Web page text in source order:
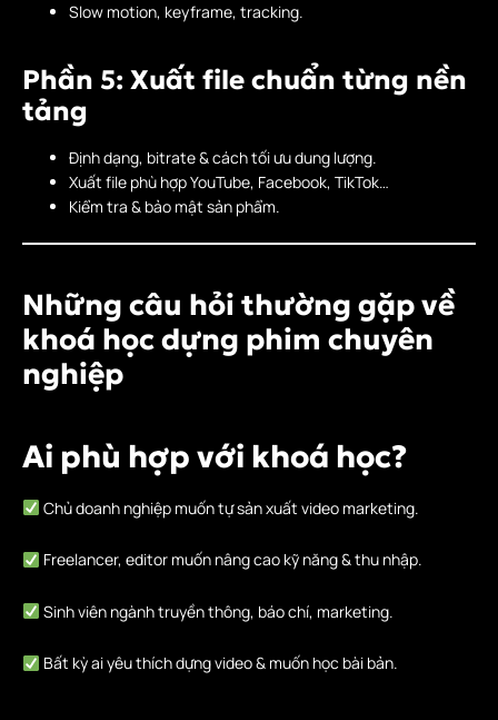
Slow motion, keyframe, tracking.
Phần 5: Xuất file chuẩn từng nền
tảng
Định dạng, bitrate & cách tối ưu dung lượng.
Xuất file phù hợp YouTube, Facebook, TikTok…
Kiểm tra & bảo mật sản phẩm.
Những câu hỏi thường gặp về
khoá học dựng phim chuyên
nghiệp
Ai phù hợp với khoá học?
Chủ doanh nghiệp muốn tự sản xuất video marketing.
Freelancer, editor muốn nâng cao kỹ năng & thu nhập.
Sinh viên ngành truyền thông, báo chí, marketing.
Bất kỳ ai yêu thích dựng video & muốn học bài bản.